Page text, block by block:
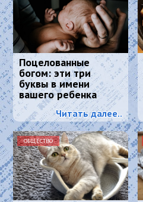
Поцелованные
богом: эти три
буквы в имени
вашего ребенка
сделают его
счастливымЧитать далее..
ОБЩЕСТВО